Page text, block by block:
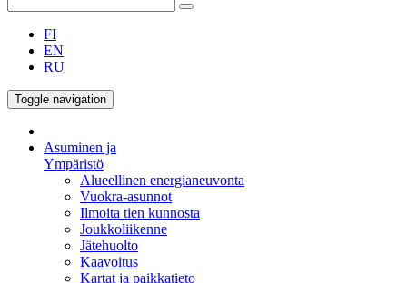
FI
EN
RU
Toggle navigation
Asuminen ja
Ympäristö
Alueellinen energianeuvonta
Vuokra-asunnot
Ilmoita tien kunnosta
Joukkoliikenne
Jätehuolto
Kaavoitus
Kartat ja paikkatieto